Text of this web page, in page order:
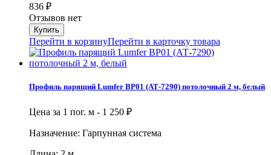
836 ₽
Отзывов нет
Перейти в корзинуПерейти в карточку товара
Профиль парящий Lumfer BP01 (АТ-7290) потолочный 2 м, белый
Цена за 1 пог. м - 1 250 ₽
Назначение: Гарпунная система